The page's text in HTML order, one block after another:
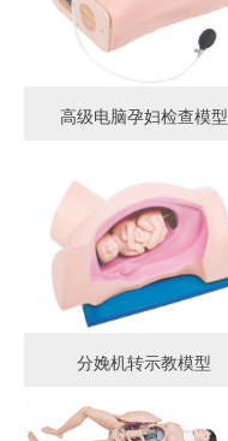
高级电脑孕妇检查模型
分娩机转示教模型